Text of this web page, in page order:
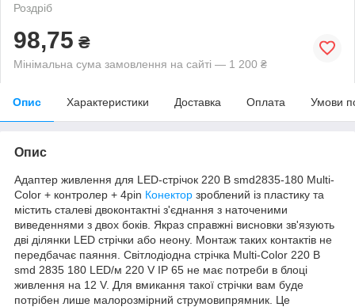
Роздріб
98,75 ₴
Мінімальна сума замовлення на сайті — 1 200 ₴
Опис Характеристики Доставка Оплата Умови
Опис
Адаптер живлення для LED-стрічок 220 В smd2835-180 Multi-
Color + контролер + 4pin Конектор зроблений із пластику та
містить сталеві двоконтактні з'єднання з наточеними
виведеннями з двох боків. Якраз справжні висновки зв'язують
дві ділянки LED стрічки або неону. Монтаж таких контактів не
передбачає паяння. Світлодіодна стрічка Multi-Color 220 В
smd 2835 180 LED/м 220 V IP 65 не має потреби в блоці
живлення на 12 V. Для вмикання такої стрічки вам буде
потрібен лише малорозмірний струмовипрямник. Це